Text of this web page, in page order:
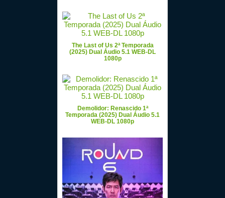
The Last of Us 2ª Temporada
(2025) Dual Áudio 5.1 WEB-DL
1080p
Demolidor: Renascido 1ª
Temporada (2025) Dual Áudio 5.1
WEB-DL 1080p